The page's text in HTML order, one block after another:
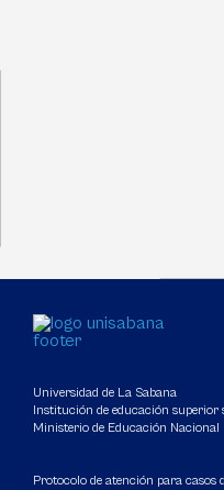
Universidad de La Sabana
Institución de educación superior
Ministerio de Educación Nacional
Protocolo de atención para casos